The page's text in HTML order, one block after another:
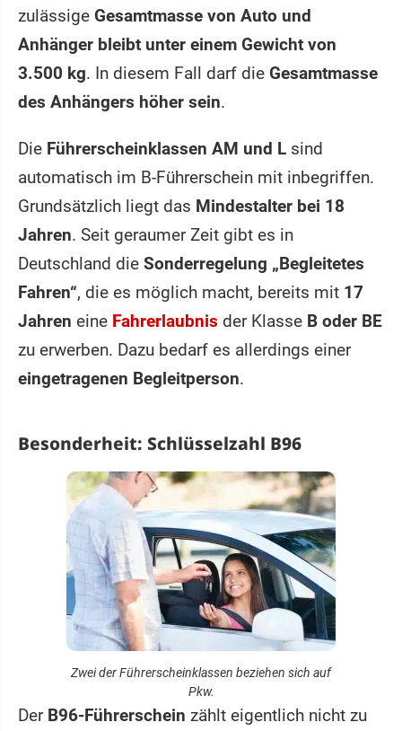
zulässige Gesamtmasse von Auto und
Anhänger bleibt unter einem Gewicht von
3.500 kg. In diesem Fall darf die Gesamtmasse
des Anhängers höher sein.
Die Führerscheinklassen AM und L sind
automatisch im B-Führerschein mit inbegriffen.
Grundsätzlich liegt das Mindestalter bei 18
Jahren. Seit geraumer Zeit gibt es in
Deutschland die Sonderregelung „Begleitetes
Fahren“, die es möglich macht, bereits mit 17
Jahren eine Fahrerlaubnis der Klasse B oder BE
zu erwerben. Dazu bedarf es allerdings einer
eingetragenen Begleitperson.
Besonderheit: Schlüsselzahl B96
Zwei der Führerscheinklassen beziehen sich auf
Pkw.
Der B96-Führerschein zählt eigentlich nicht zu